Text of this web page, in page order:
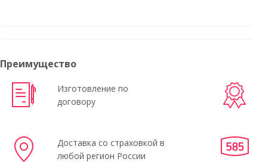
Преимущество
Изготовление по
договору
Доставка со страховкой в
любой регион России